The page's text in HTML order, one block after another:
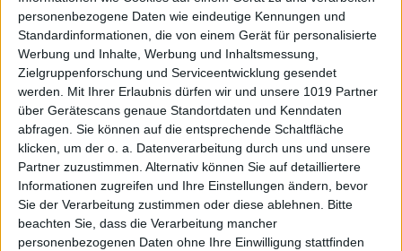
personenbezogene Daten wie eindeutige Kennungen und
Standardinformationen, die von einem Gerät für personalisierte
Werbung und Inhalte, Werbung und Inhaltsmessung,
Zielgruppenforschung und Serviceentwicklung gesendet
werden.
Mit Ihrer Erlaubnis dürfen wir und unsere 1019 Partner
über Gerätescans genaue Standortdaten und Kenndaten
abfragen. Sie können auf die entsprechende Schaltfläche
klicken, um der o. a. Datenverarbeitung durch uns und unsere
Partner zuzustimmen. Alternativ können Sie auf detailliertere
Informationen zugreifen und Ihre Einstellungen ändern, bevor
Sie der Verarbeitung zustimmen oder diese ablehnen.
Bitte
beachten Sie, dass die Verarbeitung mancher
personenbezogenen Daten ohne Ihre Einwilligung stattfinden